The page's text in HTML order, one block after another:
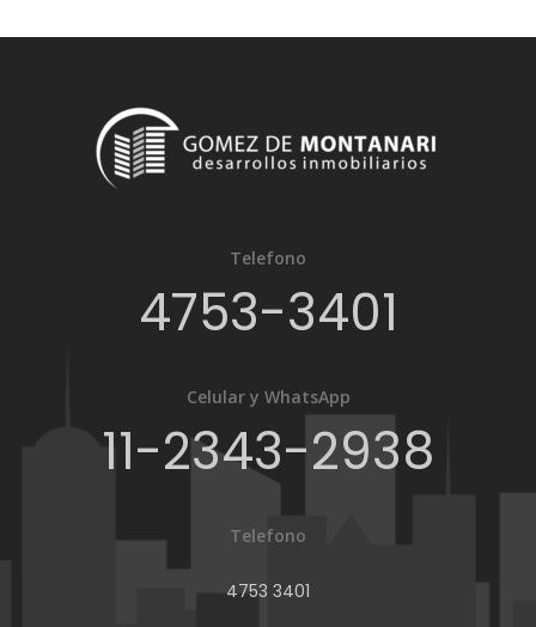
Telefono
4753-3401
Celular y WhatsApp
11-2343-2938
Telefono
4753 3401